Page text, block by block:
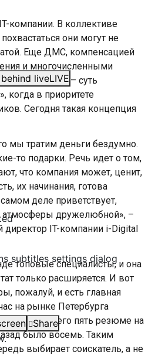
liveLIVE
subtitles settings dialog
Share
компании. В коллективе
они могут не
Еще ДМС, компенсацией
и многочисленными
эти меры – суть
когда в приоритете
Сегодня такая концепция
мы тратим деньги бездумно.
то подарки. Речь идет о том,
что компания может, ценит,
их начинания, готова
деле приветствует,
атмосферы дружелюбной», –
директор IT-компании i-Digital
топовые специалисты, и она
только расширяется. И вот
пожалуй, и есть главная
на рынке Петербурга
– всего пять резюме на
было восемь. Таким
выбирает соискатель, а не